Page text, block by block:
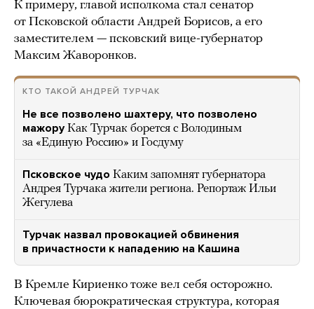
К примеру, главой исполкома стал сенатор
от Псковской области Андрей Борисов, а его
заместителем — псковский вице-губернатор
Максим Жаворонков.
КТО ТАКОЙ АНДРЕЙ ТУРЧАК
Не все позволено шахтеру, что позволено
мажору Как Турчак борется с Володиным
за «Единую Россию» и Госдуму
Псковское чудо Каким запомнят губернатора
Андрея Турчака жители региона. Репортаж Ильи
Жегулева
Турчак назвал провокацией обвинения
в причастности к нападению на Кашина
В Кремле Кириенко тоже вел себя осторожно.
Ключевая бюрократическая структура, которая